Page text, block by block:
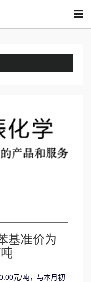
基准价为
元/吨，与本月初